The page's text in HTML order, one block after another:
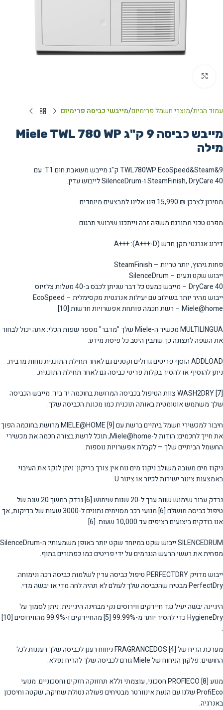
עמוד הבית מוצרי חשמל פרימיום מייבשי כביסה פרימיום
מייבש כביסה ‏9 ‏ק"ג Miele TWL 780 WP
מילה
TWL780WP EcoSpeed&Steam&9 ק"ג מייבש משאבת חום T1: עם
SteamFinish, DryCare 40 ו-SilenceDrum לייבוש עדין.
מחירון לצרכן₪ 15,990
פנו אלינו למבצעים מיוחדים
מפרט טכני מתורגם משפה זרה וייתכנו שיבושי תרגום
דירוג אנרגטי תקן חדש (A+++-D): +++A
פחות גיהוץ, יותר טריות – SteamFinish
ייבוש שקט ונעים – SilenceDrum
DryCare 40 – מייבש כמעט כל דבר שניתן לכבס ב-40 מעלות צלזיוס
ייבוש מהיר יותר בשילוב עם יעילות אנרגטית מקסימלית – EcoSpeed
Miele@home – רשת חכמה פותחת אפשרויות חדשות [10]
MULTILINGUA מכשיר ה-Miele שלך "מדבר" מספר שפות הכלי: אתה יכול לבחור
את השפה לתצוגה כך שתבין היטב כל פיסת מידע.
ADDLOAD הוסף פריטים גדולים וקטנים גם לאחר תחילת התוכנית נוחות מרבית:
ניתן להוסיף או להסיר בקלות פריטי כביסה גם לאחר תחילת התוכנית.
WASH2DRY [7] צוות הטיפול בכביסה המרושת בחוכמה יד ביד: מייבש הכביסה
שלך משתמש אוטומטית באותה תוכנית כמו מכונת הכביסה שלך.
חיבור למכשירי חשמל ביתיים ברשת עם MIELE@HOME [9] מרושת בחוכמה הפוך
את חייך לחכמים: הודות ל-Miele@home, תוכל לרשת בצורה חכמה את מכשירי
החשמל הביתיים שלך – לקבלת אפשרויות נוספות.
ניקוז מים מעובה משולב ניקוז מים נוח אין צורך בריקון: ניתן לנקז את העיבוי
באמצעות צינור ישירות לכיור או צינור U.
נבדק עבור שימוש שווה ערך ל-20 שנות שימוש [6] נבדק במשך 20 שנה של
טיפול כביסה מושלם [6] מנועי רכב מסוימים נתונים ל-3000 שעות של בדיקות, אך
אנו בודקים ביצועים רציפים עד 10,000 שעות. [6]
SILENCEDRUM ייבוש שקט במיוחד שקט יותר באופן משמעותי: ה-SilenceDrum
מפחית את רעשי הרעש הנגרמים על ידי פריטים כמו כפתורים בתוף.
ייבוש מדויק PERFECTDRY טיפול כביסה עדין לשלמות כביסה רכה ונימוחה:
PerfectDry מבטיח שהכביסה שלך לעולם לא תהיה לחה מדי או יבשה מדי.
היגיינה יבשה יעיל נגד חיידקים ווירוסים נקי מבחינה היגיינית: ניתן לסמוך על
HygieneDry כדי להסיר יותר מ-99.99% [5] מהחיידקים ו-99.9% מהווירוסים [10]
.
מערכת הריח של FRAGRANCEDOS [4] ניחוח רענן לכביסה שלך רעננות לכל
החושים: פלקון הניחוח של Miele גורם לכביסה שלך להריח נפלא.
מנוע PROFIECO [8] חסכוני, עוצמתי וללא תחזוקה חזקים וחסכוניים: מנועי
ProfiEco שלנו עם הנעת אינוורטר מבטיחים פעולה נטולת שחיקה, שקטה וחיסכון
באנרגיה.